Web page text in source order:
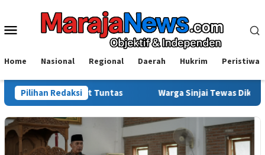
konten
Menu
Home Nasional Regional Daerah Hukrim Peristiwa
Pilihan Redaksi
Usut Tuntas Warga Sinjai Tewas Dikeroyok di